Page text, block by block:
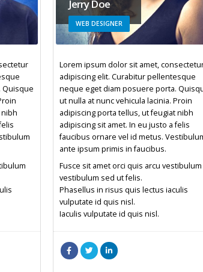
Quisque
Jerry Doe
WEB DESIGNER
Lorem ipsum dolor sit amet,
adipiscing elit. Curabitur pellentesque
neque eget diam posuere porta.
ut nulla at nunc vehicula lacinia. Proin
adipiscing porta tellus, ut feugiat nibh
adipiscing sit amet. In eu justo a felis
faucibus ornare vel id metus.
ante ipsum primis in faucibus.
Fusce sit amet orci quis arcu vestibulum
vestibulum sed ut felis.
Phasellus in risus quis lectus iaculis
vulputate id quis nisl.
Iaculis vulputate id quis nisl.